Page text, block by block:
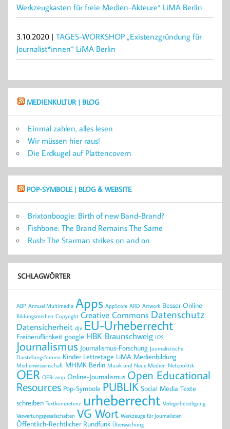
Werkzeugkasten für freie Medien-Akteure“ LiMA Berlin
3.10.2020 | TAGES-WORKSHOP „Existenzgründung für
Journalist*innen“ LiMA Berlin
MEDIENKULTUR | BLOG
Einmal zahlen, alles lesen
Wir müssen hier raus!
Die Erdkugel auf Plattencovern
POP-SYMBOLE | BLOG & WEBSITE
Brixtonboogie: Birth of new Band-Brand?
Fishbone: The Brand Remains The Same
Rush: The Starman strikes on and on
SCHLAGWÖRTER
ABP Annual Multimedia Apps AppStore ARD Artwork Besser Online
Bildungsmedien Copyright Creative Commons Datenschutz
Datensicherheit djv EU-Urheberrecht
Freiberuflichkeit google HBK Braunschweig IOS
Journalismus Journalismus-Forschung Journalistische
Darstellungsformen Kinder Lettretage LiMA Medienbildung
Medienwissenschaft MHMK Berlin Musik und Neue Medien Netzpolitik
OER OERcamp Online-Journalismus Open Educational
Resources Pop-Symbole PUBLIK Social Media Texte
schreiben Textkompetenz urheberrecht Verlegerbeteiligung
Verwertungsgesellschaften VG Wort Werkzeuge für Journalisten
Öffentlich-Rechtlicher Rundfunk Überwachung